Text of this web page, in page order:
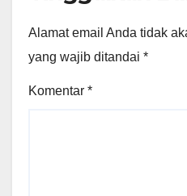
Alamat email Anda tidak
yang wajib ditandai *
Komentar *